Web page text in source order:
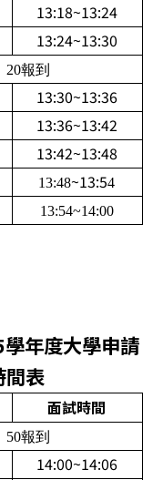
13:18~13:24
13:24~13:30
報到
13:30~13:36
13:36~13:42
13:42~13:48
13:48~13:54
13:54~14:00
年度大學申請
間表
面試時間
報到
14:00~14:06